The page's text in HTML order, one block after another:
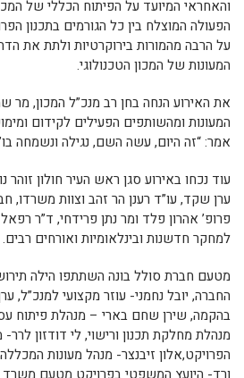
והאחראי המיועד על הפיתוח הכללי של
הפעולה המוצלח בין כל הגורמים בתכנון
על הרבה מהמורות בירוקרטיות ולתת את
המעונות של המכון הטכנולוגי.
את האירוע הנחה בחן רב מנכ”ל המכון, מר
המעונות ומהשותפים הפעילים לקידום
אמר: “זה היום, עשה השם, נגילה ונשמחה
עוד נכחו באירוע סגן ראש העיר חולון זוהר
ערן שקד, עו”ד רענן הר זהב וצוות משרדו,
פרופ’ אהרון פלד ומר נתן פרידחי, ד”ר
למחקר חדשנות ובינלאומיות ואורחים רבים.
מטעם חברת סולל בונה השתתפו הילה
החברה, יובל נחמני- עוזר מקצועי למנכ”ל,
בהקמה, שירן שחם בארי – מנהלת פיתוח
מנהלת מחלקת תכנון ורישוי, לי דודזון
הפרויקט,אלון זיבנצר- מנהל מעונות